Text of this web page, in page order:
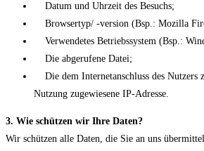
Datum und Uhrzeit des Besuchs;
Browsertyp/ -version (Bsp.: Mozilla
Verwendetes Betriebssystem (Bsp.:
Die abgerufene Datei;
Die dem Internetanschluss des Nutzers
Nutzung zugewiesene IP-Adresse.
3. Wie schützen wir Ihre Daten?
Wir schützen alle Daten, die Sie an uns